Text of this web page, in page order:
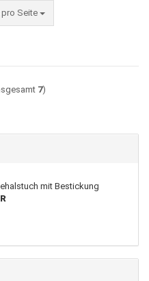
pro Seite
Seite
7)
mit Bestickung